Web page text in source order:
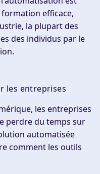
efficace,
la plupart des
des individus par le
les entreprises
les entreprises
perdre du temps sur
automatisée
comment les outils